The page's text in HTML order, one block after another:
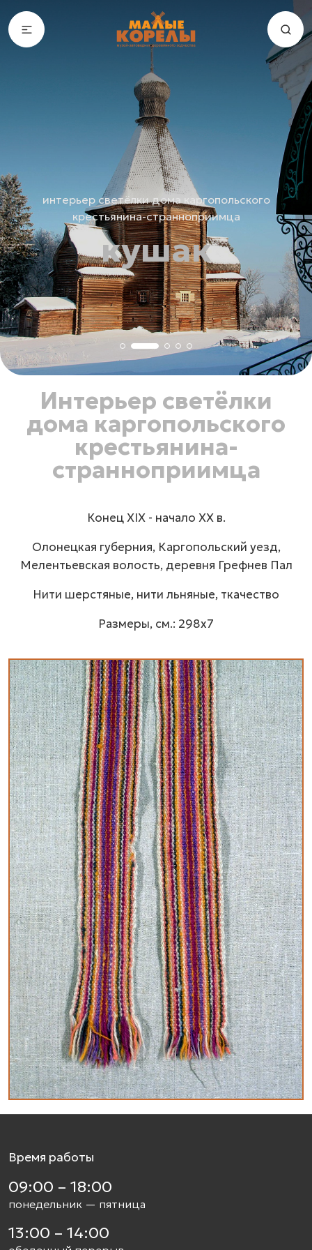
интерьер светёлки дома каргопольского
крестьянина-странноприимца
кушак
Интерьер светёлки
дома каргопольского
крестьянина-
странноприимца
Конец XIX - начало ХХ в.
Олонецкая губерния, Каргопольский уезд,
Мелентьевская волость, деревня Грефнев Пал
Нити шерстяные, нити льняные, ткачество
Размеры, см.: 298х7
Время работы
09:00 – 18:00
понедельник — пятница
13:00 – 14:00